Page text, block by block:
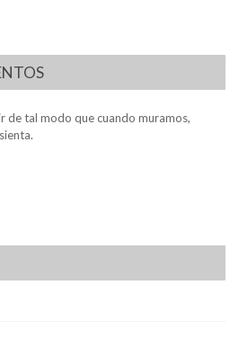
de tal modo que cuando muramos,